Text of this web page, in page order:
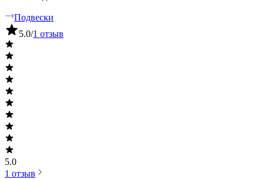
Подвески
5.0/1 отзыв
5.0
1 отзыв